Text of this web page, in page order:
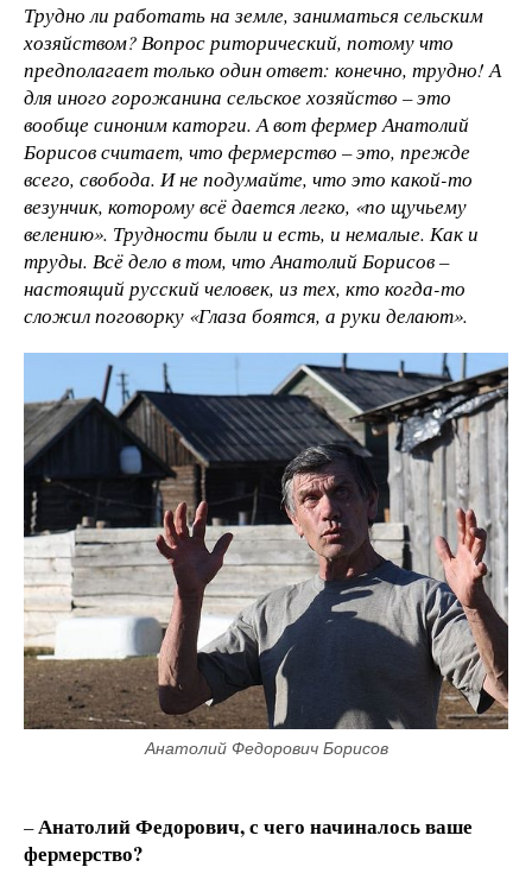
Трудно ли работать на земле, заниматься сельским
хозяйством? Вопрос риторический, потому что
предполагает только один ответ: конечно, трудно! А
для иного горожанина сельское хозяйство – это
вообще синоним каторги. А вот фермер Анатолий
Борисов считает, что фермерство – это, прежде
всего, свобода. И не подумайте, что это какой-то
везунчик, которому всё дается легко, «по щучьему
велению». Трудности были и есть, и немалые. Как и
труды. Всё дело в том, что Анатолий Борисов –
настоящий русский человек, из тех, кто когда-то
сложил поговорку «Глаза боятся, а руки делают».
Анатолий Федорович Борисов
–Анатолий Федорович, с чего начиналось ваше
фермерство?